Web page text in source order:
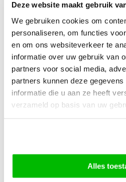
Deze website maakt gebruik
We gebruiken cookies om
personaliseren, om functies
en om ons websiteverkeer te
informatie over uw gebruik van
partners voor social media,
partners kunnen deze
informatie die u aan ze heeft
verzameld op basis van uw
Alles
vanaf 10%
Muratap
Wasbaar &
vanaf 14,90
Vink producten om